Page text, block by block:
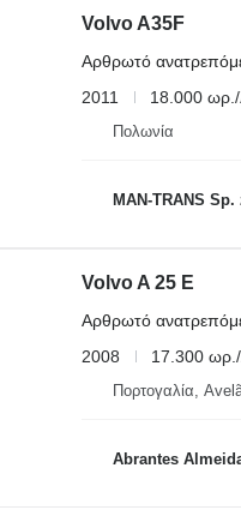
Volvo A35F
Αρθρωτό
2011
18.000 ωρ./
Πολωνία
MAN-TRANS Sp.
Volvo A 25 E
Αρθρωτό
2008
17.300 ωρ./
Πορτογαλία,
Abrantes